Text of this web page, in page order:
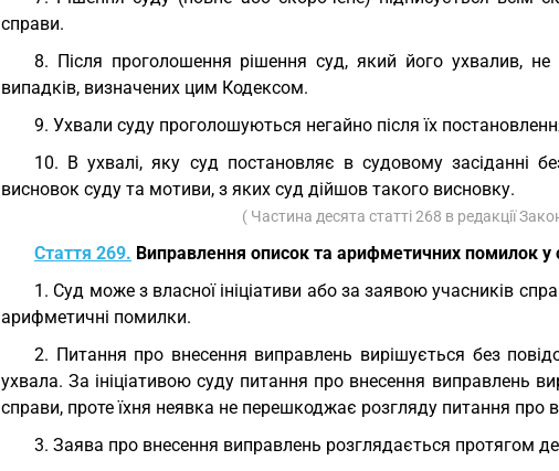
справи.
8. Після проголошення рішення суд, який його ухвалив,
випадків, визначених цим Кодексом.
9. Ухвали суду проголошуються негайно після їх
10. В ухвалі, яку суд постановляє в судовому засіданні
висновок суду та мотиви, з яких суд дійшов такого висновку.
( Частина десята статті 268 в редакції
Стаття 269. Виправлення описок та арифметичних помилок у
1. Суд може з власної ініціативи або за заявою учасників
арифметичні помилки.
2. Питання про внесення виправлень вирішується без
ухвала. За ініціативою суду питання про внесення виправлень
справи, проте їхня неявка не перешкоджає розгляду питання про
3. Заява про внесення виправлень розглядається протягом